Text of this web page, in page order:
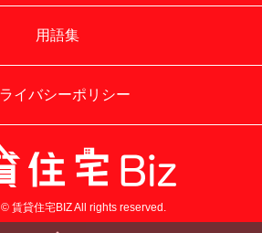
用語集
イバシーポリシー
賃貸住宅BIZ All rights reserved.